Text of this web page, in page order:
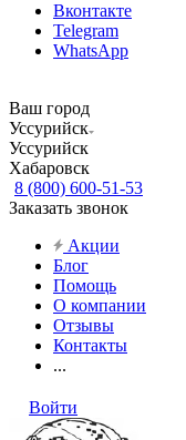
Вконтакте
Telegram
WhatsApp
Ваш город
Уссурийск
Уссурийск
Хабаровск
8 (800) 600-51-53
Заказать звонок
Акции
Блог
Помощь
О компании
Отзывы
Контакты
...
Войти